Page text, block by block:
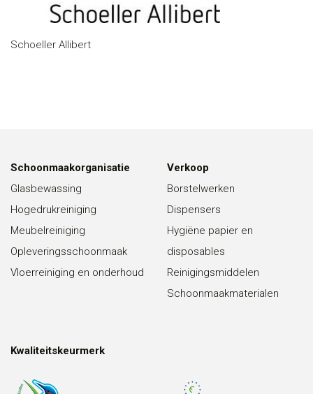
Schoeller Allibert
Schoonmaakorganisatie
Glasbewassing
Hogedrukreiniging
Meubelreiniging
Opleveringsschoonmaak
Vloerreiniging en onderhoud
Verkoop
Borstelwerken
Dispensers
Hygiëne papier en
disposables
Reinigingsmiddelen
Schoonmaakmaterialen
Kwaliteitskeurmerk